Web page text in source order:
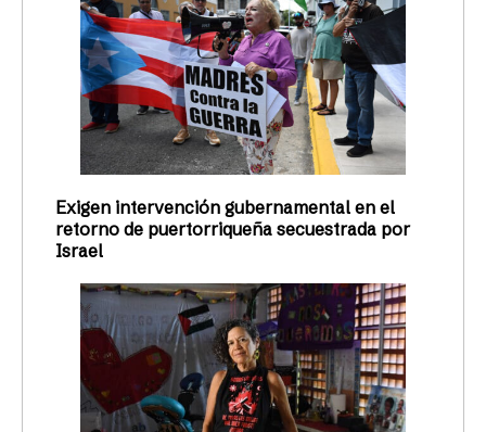
Exigen intervención gubernamental en el
retorno de puertorriqueña secuestrada por
Israel